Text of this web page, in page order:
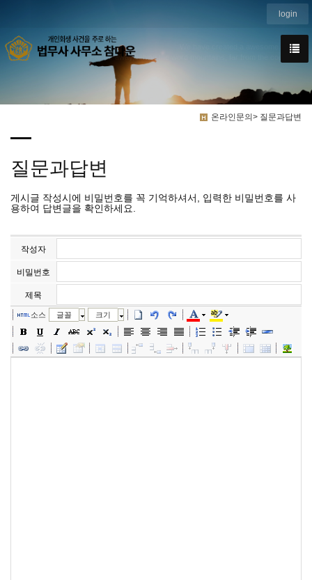
login
We have created a awesome theme
Far far away,behind the word mountains, far from the countries
온라인문의> 질문과답변
질문과답변
게시글 작성시에 비밀번호를 꼭 기억하셔서, 입력한 비밀번호를 사
용하여 답변글을 확인하세요.
작성자
비밀번호
제목
소스 글꼴 크기